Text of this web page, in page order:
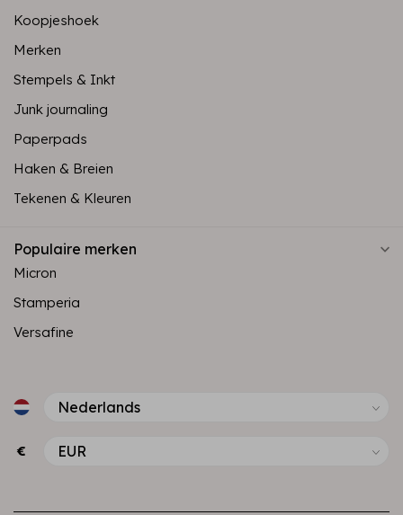
Koopjeshoek
Merken
Stempels & Inkt
Junk journaling
Paperpads
Haken & Breien
Tekenen & Kleuren
Populaire merken
Micron
Stamperia
Versafine
€